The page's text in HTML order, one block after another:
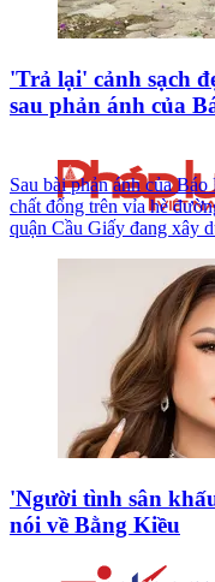
'Trả lại' cảnh sạch
sau phản ánh của
Sau bài phản ánh của
chất đống trên vỉa hè
quận Cầu Giấy đang xây
'Người tình sân
nói về Bằng Kiều